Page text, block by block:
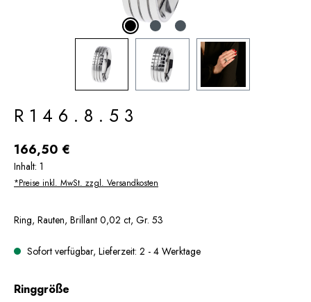
R146.8.53
Regulärer Preis:
166,50 €
Inhalt: 1
*Preise inkl. MwSt. zzgl. Versandkosten
Ring, Rauten, Brillant 0,02 ct, Gr. 53
Sofort verfügbar, Lieferzeit: 2 - 4 Werktage
Ringgröße